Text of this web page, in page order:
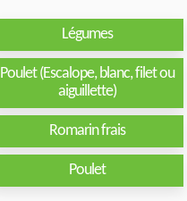
Légumes
Poulet (Escalope, blanc, filet ou
aiguillette)
Romarin frais
Poulet